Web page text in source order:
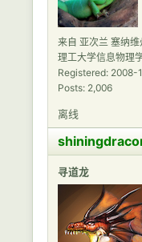
来自 亚次兰 塞纳
理工大学信息物理
Registered: 2008-
Posts: 2,006
离线
寻道龙